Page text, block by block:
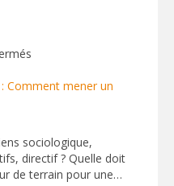
sociologique,
directif ? Quelle doit
de terrain pour une…